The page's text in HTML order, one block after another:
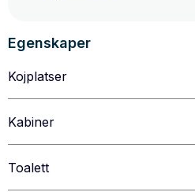
Egenskaper
Kojplatser
Kabiner
Toalett